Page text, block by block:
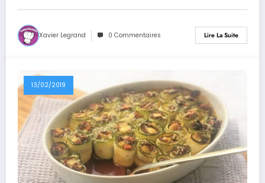
Xavier Legrand 0 Commentaires Lire La Suite
13/02/2019